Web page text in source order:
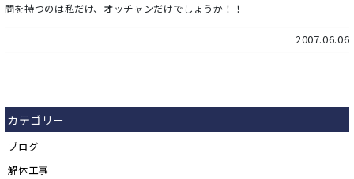
問を持つのは私だけ、オッチャンだけでしょうか！！
2007.06.06
カテゴリー
ブログ
解体工事